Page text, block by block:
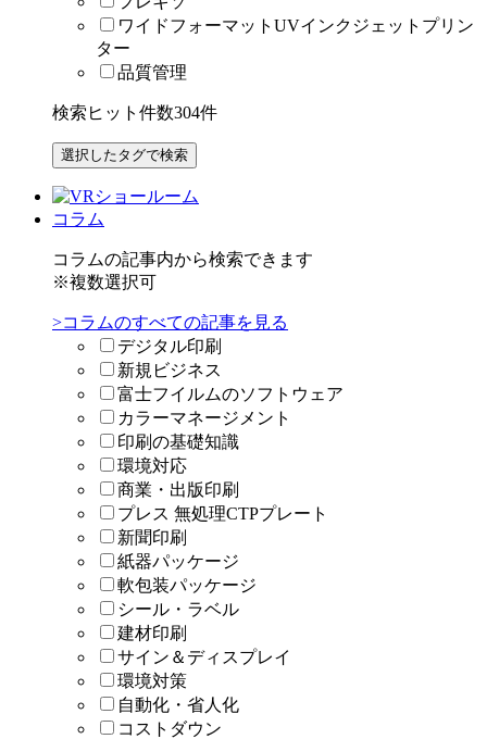
ワイドフォーマットUVインクジェットプリン
ター
品質管理
検索ヒット件数304件
コラム
コラムの記事内から検索できます
※複数選択可
>コラムのすべての記事を見る
デジタル印刷
新規ビジネス
富士フイルムのソフトウェア
カラーマネージメント
印刷の基礎知識
環境対応
商業・出版印刷
プレス 無処理CTPプレート
新聞印刷
紙器パッケージ
軟包装パッケージ
シール・ラベル
建材印刷
サイン＆ディスプレイ
環境対策
自動化・省人化
コストダウン